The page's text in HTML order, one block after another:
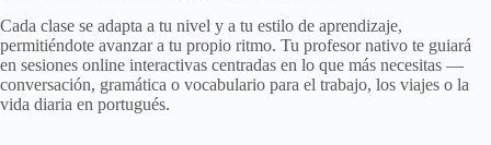
Cada clase se adapta a tu nivel y a tu estilo de aprendizaje,
permitiéndote avanzar a tu propio ritmo. Tu profesor nativo te guiará
en sesiones online interactivas centradas en lo que más necesitas —
conversación, gramática o vocabulario para el trabajo, los viajes o la
vida diaria en portugués.